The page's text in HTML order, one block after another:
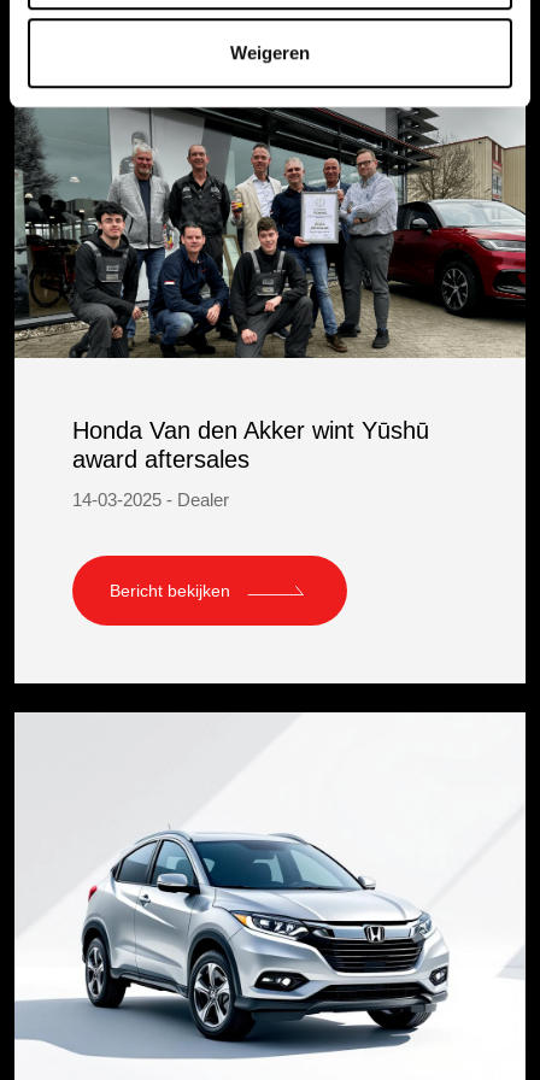
Weigeren
Honda Van den Akker wint Yūshū
award aftersales
14-03-2025 - Dealer
Bericht bekijken